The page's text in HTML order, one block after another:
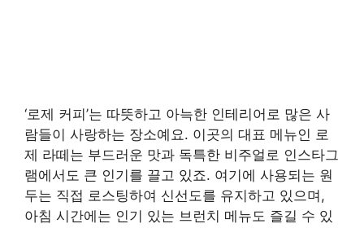
‘로제 커피’는 따뜻하고 아늑한 인테리어로 많은 사
람들이 사랑하는 장소예요. 이곳의 대표 메뉴인 로
제 라떼는 부드러운 맛과 독특한 비주얼로 인스타그
램에서도 큰 인기를 끌고 있죠. 여기에 사용되는 원
두는 직접 로스팅하여 신선도를 유지하고 있으며,
아침 시간에는 인기 있는 브런치 메뉴도 즐길 수 있